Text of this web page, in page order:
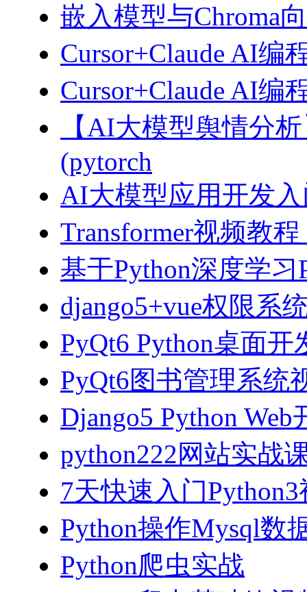
嵌入模型与Chroma
Cursor+Claude AI编
Cursor+Claude AI编
【AI大模型舆情分
(pytorch
AI大模型应用开发入
Transformer视频教
基于Python深度学
django5+vue权限系
PyQt6 Python桌面开
PyQt6图书管理系统
Django5 Python
python222网站实战
7天快速入门
Python操作Mysql数
Python爬虫实战